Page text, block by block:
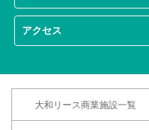
アクセス
大和リース商業施設一覧